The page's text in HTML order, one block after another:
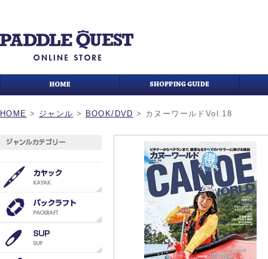
HOME > ジャンル > BOOK/DVD > カヌーワールドVol.18